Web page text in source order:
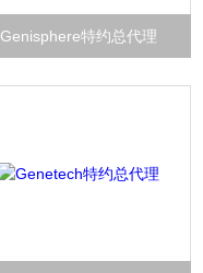
Genisphere特约总代理